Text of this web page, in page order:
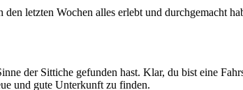
letzten Wochen alles erlebt und durchgemacht
der Sittiche gefunden hast. Klar, du bist eine
und gute Unterkunft zu finden.